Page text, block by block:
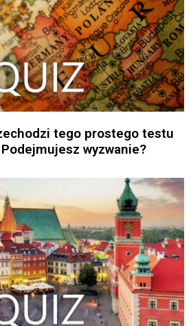
tego prostego testu
wyzwanie?